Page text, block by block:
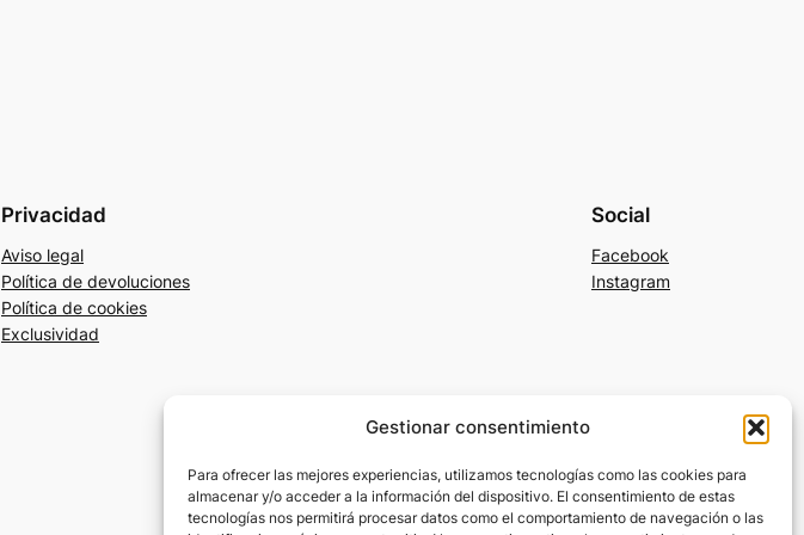
Gestionar consentimiento
Para ofrecer las mejores experiencias, utilizamos tecnologías como las cookies para
almacenar y/o acceder a la información del dispositivo. El consentimiento de estas
tecnologías nos permitirá procesar datos como el comportamiento de navegación o las
Privacidad
Aviso legal
Política de devoluciones
Política de cookies
Exclusividad
Social
Facebook
Instagram